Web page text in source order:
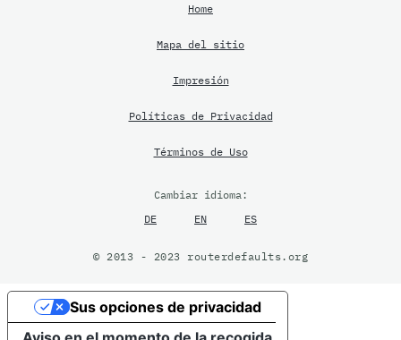
Home
Mapa del sitio
Impresión
Políticas de Privacidad
Términos de Uso
Cambiar idioma:
DE
EN ES
© 2013 - 2023 routerdefaults.org
Sus opciones de privacidad